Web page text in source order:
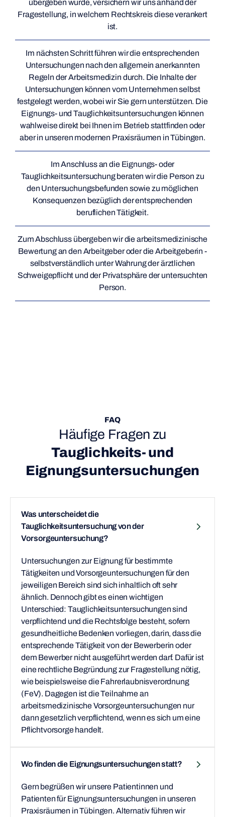
übergeben wurde, versichern wir uns anhand der
Fragestellung, in welchem Rechtskreis diese verankert
ist.
Im nächsten Schritt führen wir die entsprechenden
Untersuchungen nach den allgemein anerkannten
Regeln der Arbeitsmedizin durch. Die Inhalte der
Untersuchungen können vom Unternehmen selbst
festgelegt werden, wobei wir Sie gern unterstützen. Die
Eignungs- und Tauglichkeitsuntersuchungen können
wahlweise direkt bei Ihnen im Betrieb stattfinden oder
aber in unseren modernen Praxisräumen in Tübingen.
Im Anschluss an die Eignungs- oder
Tauglichkeitsuntersuchung beraten wir die Person zu
den Untersuchungsbefunden sowie zu möglichen
Konsequenzen bezüglich der entsprechenden
beruflichen Tätigkeit.
Zum Abschluss übergeben wir die arbeitsmedizinische
Bewertung an den Arbeitgeber oder die Arbeitgeberin -
selbstverständlich unter Wahrung der ärztlichen
Schweigepflicht und der Privatsphäre der untersuchten
Person.
FAQ
Häufige Fragen zu
Tauglichkeits- und
Eignungsuntersuchungen
Was unterscheidet die
Tauglichkeitsuntersuchung von der
Vorsorgeuntersuchung?
Untersuchungen zur Eignung für bestimmte
Tätigkeiten und Vorsorgeuntersuchungen für den
jeweiligen Bereich sind sich inhaltlich oft sehr
ähnlich. Dennoch gibt es einen wichtigen
Unterschied: Tauglichkeitsuntersuchungen sind
verpflichtend und die Rechtsfolge besteht, sofern
gesundheitliche Bedenken vorliegen, darin, dass die
entsprechende Tätigkeit von der Bewerberin oder
dem Bewerber nicht ausgeführt werden darf. Dafür ist
eine rechtliche Begründung zur Fragestellung nötig,
wie beispielsweise die Fahrerlaubnisverordnung
(FeV). Dagegen ist die Teilnahme an
arbeitsmedizinische Vorsorgeuntersuchungen nur
dann gesetzlich verpflichtend, wenn es sich um eine
Pflichtvorsorge handelt.
Wo finden die Eignungsuntersuchungen statt?
Gern begrüßen wir unsere Patientinnen und
Patienten für Eignungsuntersuchungen in unseren
Praxisräumen in Tübingen. Alternativ führen wir